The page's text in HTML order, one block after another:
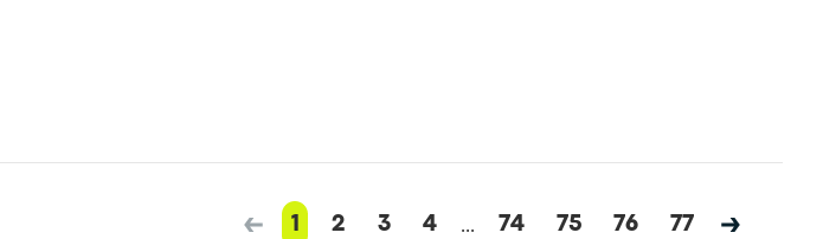
1 2 3 4 ... 74 75 76 77